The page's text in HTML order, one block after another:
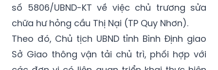
Theo đó, Chủ tịch UBND tỉnh Bình Định giao
Sở Giao thông vận tải chủ trì, phối hợp với
các đơn vị có liên quan triển khai thực hiện
các bước hồ sơ, thủ tục theo quy định để